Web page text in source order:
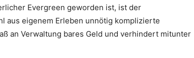
Evergreen geworden ist, ist der
aus eigenem Erleben unnötig komplizierte
an Verwaltung bares Geld und verhindert mitunter